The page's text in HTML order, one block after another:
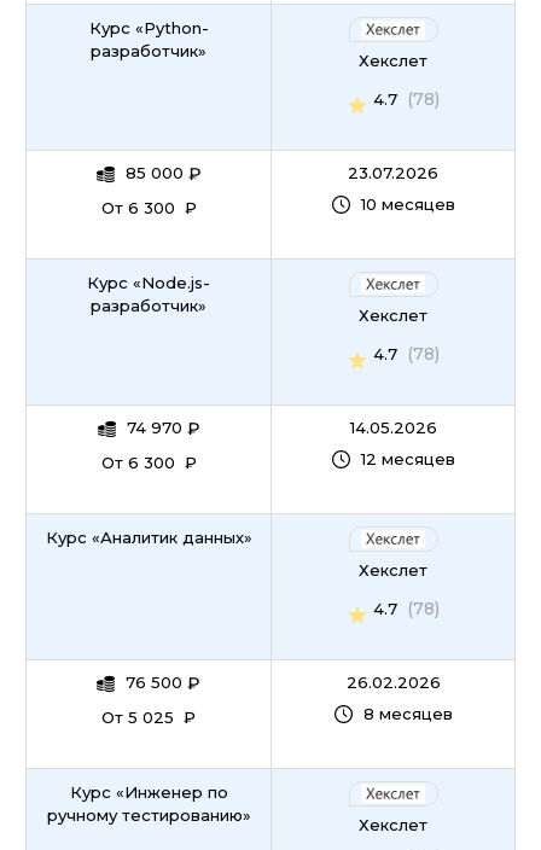
Курс «Python-
разработчик»
85 000 ₽
От 6 300 ₽
Хекслет
4.7
(78)
23.07.2026
10 месяцев
Курс «Node.js-
разработчик»
74 970 ₽
От 6 300 ₽
Хекслет
4.7
(78)
14.05.2026
12 месяцев
Курс «Аналитик данных»
76 500 ₽
От 5 025 ₽
Хекслет
4.7
(78)
26.02.2026
8 месяцев
Курс «Инженер по
ручному тестированию»
Хекслет